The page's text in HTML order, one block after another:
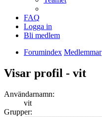
FAQ
Logga in
Bli medlem
Forumindex Medlemmar
Visar profil - vit
Användarnamn:
vit
Grupper: